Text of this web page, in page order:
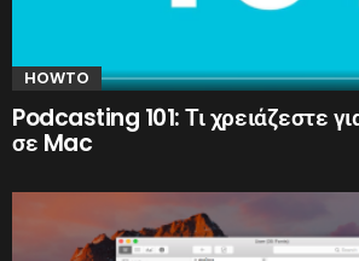
HOWTO
Podcasting 101: Τι χρειάζεστε
σε Mac